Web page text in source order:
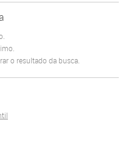
o resultado da busca.